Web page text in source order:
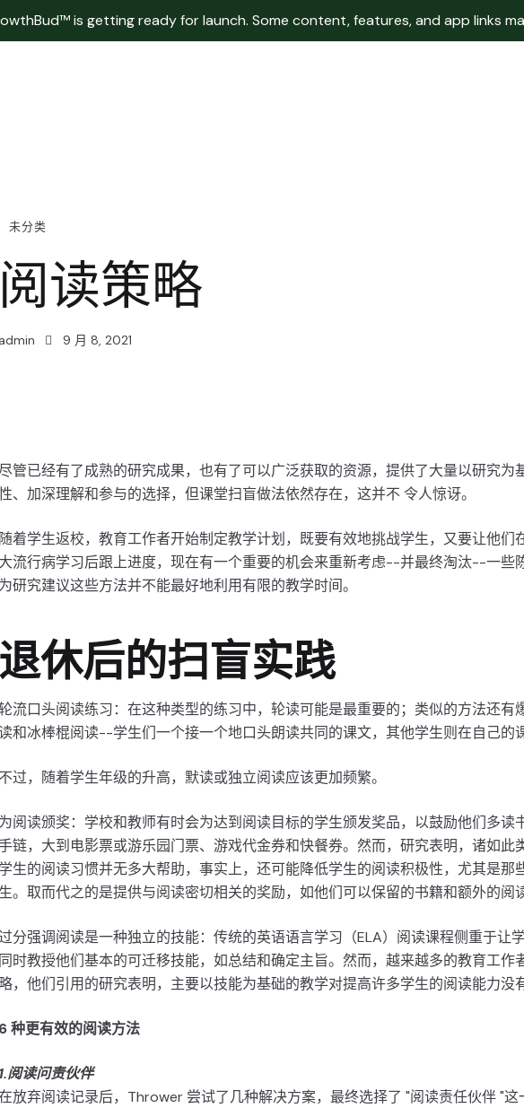
is getting ready for launch. Some content, features, and app links
未分类
阅读策略
admin 9 月 8, 2021
管已经有了成熟的研究成果，也有了可以广泛获取的资源，提供了大量以研究为
、加深理解和参与的选择，但课堂扫盲做法依然存在，这并不 令人惊讶。
随着学生返校，教育工作者开始制定教学计划，既要有效地挑战学生，又要让他们
大流行病学习后跟上进度，现在有一个重要的机会来重新考虑--并最终淘汰--一些
为研究建议这些方法并不能最好地利用有限的教学时间。
退休后的扫盲实践
流口头阅读练习：在这种类型的练习中，轮读可能是最重要的；类似的方法还有
和冰棒棍阅读--学生们一个接一个地口头朗读共同的课文，其他学生则在自己的
不过，随着学生年级的升高，默读或独立阅读应该更加频繁。
为阅读颁奖：学校和教师有时会为达到阅读目标的学生颁发奖品，以鼓励他们多
链，大到电影票或游乐园门票、游戏代金券和快餐券。然而，研究表明，诸如此
学生的阅读习惯并无多大帮助，事实上，还可能降低学生的阅读积极性，尤其是那
生。取而代之的是提供与阅读密切相关的奖励，如他们可以保留的书籍和额外的阅
分强调阅读是一种独立的技能：传统的英语语言学习（ELA）阅读课程侧重于让
同时教授他们基本的可迁移技能，如总结和确定主旨。然而，越来越多的教育工作
略，他们引用的研究表明，主要以技能为基础的教学对提高许多学生的阅读能力没
6 种更有效的阅读方法
1.阅读问责伙伴
放弃阅读记录后，Thrower 尝试了几种解决方案，最终选择了 "阅读责任伙伴 "